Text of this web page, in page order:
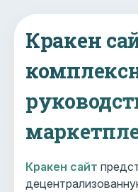
Кракен
Кракен сайт